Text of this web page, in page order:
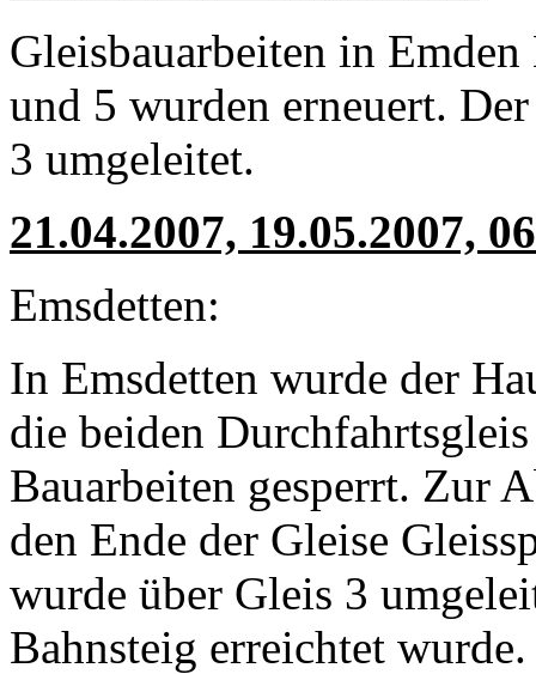
Gleisbauarbeiten in
und 5 wurden erneuert.
3 umgeleitet.
21.04.2007, 19.05.2007,
Emsdetten:
In Emsdetten wurde der
die beiden
Bauarbeiten gesperrt. Zur
den Ende der Gleise
wurde über Gleis 3
Bahnsteig erreichtet wurde.